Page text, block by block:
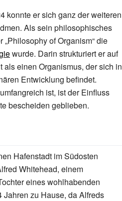
konnte er sich ganz der weiteren
Als sein philosophisches
„Philosophy of Organism“ die
wurde. Darin strukturiert er auf
als einen Organismus, der sich in
Entwicklung befindet.
ist, ist der Einfluss
bescheiden geblieben.
Hafenstadt im Südosten
Whitehead, einem
eines wohlhabenden
Jahren zu Hause, da Alfreds